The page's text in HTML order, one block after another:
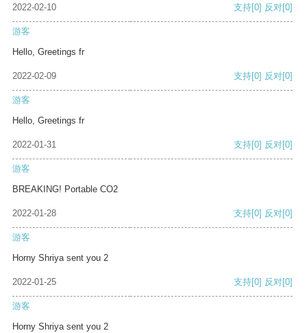
2022-02-10 支持[0] 反对[0]
游客
Hello, Greetings fr
2022-02-09 支持[0] 反对[0]
游客
Hello, Greetings fr
2022-01-31 支持[0] 反对[0]
游客
BREAKING! Portable CO2
2022-01-28 支持[0] 反对[0]
游客
Horny Shriya sent you 2
2022-01-25 支持[0] 反对[0]
游客
Horny Shriya sent you 2